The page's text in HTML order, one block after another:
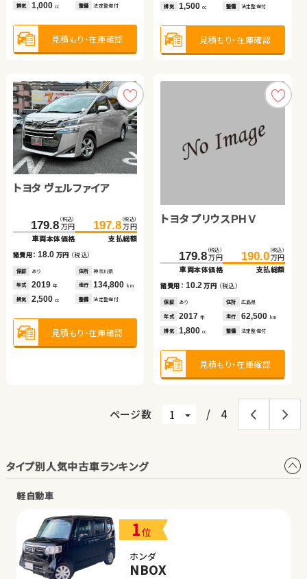
排気 1,000 cc 整備 法定整備付
見積もり・在庫確認
排気 1,500cc 整備 法定整備付
見積もり・在庫確認
トヨタ ヴェルファイア
179.8 （税込）
万円
車両本体価格
197.8 （税込）
万円
支払総額
諸費用：18.0 万円 （税込）
保証 あり 住所 神奈川県
年式 2019 年 走行 134,800 km
排気 2,500 cc 整備 法定整備付
見積もり・在庫確認
トヨタ プリウスＰＨＶ
179.8 （税込）
万円
車両本体価格
190.0 （税込）
万円
支払総額
諸費用： 10.2万円 （税込）
保証 あり 住所 広島県
年式 2017年 走行 62,500 km
排気 1,800cc 整備 法定整備付
見積もり・在庫確認
排気 2,000 cc 整備 法定整備付
見積もり・在庫確認
排気 1,200cc 整備 法定整備付
見積もり・在庫確認
スズキ ワゴンＲ スマイル
144.8 （税込）
万円
車両本体価格
149.6 （税込）
万円
支払総額
諸費用：4.8万円（税込）
保証 あり 住所 福島県
年式 2024 年 走行 2,000km
排気 660cc 整備 法定整備付
見積もり・在庫確認
39.7（税込）
万円
44.7
諸費用：5.0 万円（税込）
なし
年式 2014年 走行
排気 660 整備 法定整備付
見積もり・在庫確認
排気 2,500 cc 整備 法定整備付
見積もり・在庫確認
排気 1,500cc 整備 法定整備付
見積もり・在庫確認
スバル フォレスター
300.0 （税込）
万円
車両本体価格
315.5 （税込）
万円
支払総額
諸費用：15.5 万円 （税込）
保証 あり 住所 埼玉県
年式 2023 年 走行 21,400km
排気 1,800 cc 整備 法定整備付
見積もり・在庫確認
108.1（税込）
万円
118.8
諸費用：10.7万円（税込）
あり
年式 2016年 走行
排気 2,000 整備 法定整備付
見積もり・在庫確認
ページ数 / 4
タイプ別人気中古車ランキング
軽自動車
1位
ホンダ
NBOX